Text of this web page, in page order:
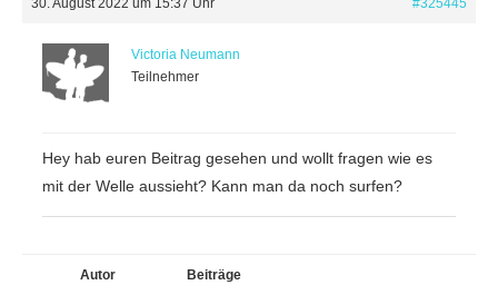
30. August 2022 um 15:37 Uhr #325445
Victoria Neumann
Teilnehmer
Hey hab euren Beitrag gesehen und wollt fragen wie es
mit der Welle aussieht? Kann man da noch surfen?
Autor Beiträge